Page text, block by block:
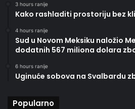
3 hours ranije
Kako rashladiti prostoriju bez
4 hours ranije
Sud u Novom Meksiku naložio
dodatnih 567 miliona dolara
6 hours ranije
Uginuće sobova na Svalbardu
Popularno